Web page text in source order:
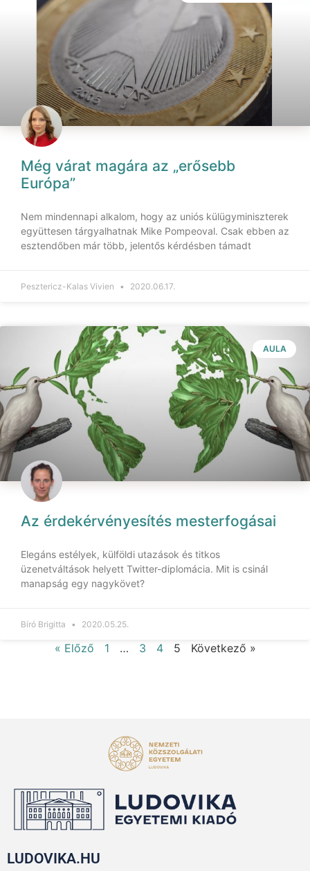
Még várat magára az „erősebb
Európa”
Nem mindennapi alkalom, hogy az uniós külügyminiszterek
együttesen tárgyalhatnak Mike Pompeoval. Csak ebben az
esztendőben már több, jelentős kérdésben támadt
Pesztericz-Kalas Vivien 2020.06.17.
AULA
Az érdekérvényesítés mesterfogásai
Elegáns estélyek, külföldi utazások és titkos
üzenetváltások helyett Twitter-diplomácia. Mit is csinál
manapság egy nagykövet?
Bíró Brigitta 2020.05.25.
« Előző 1 … 3 4 5 Következő »
LUDOVIKA.HU